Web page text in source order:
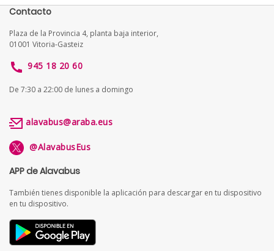
Contacto
Plaza de la Provincia 4, planta baja interior,
01001 Vitoria-Gasteiz
945 18 20 60
De 7:30 a 22:00 de lunes a domingo
alavabus@araba.eus
@AlavabusEus
APP de Alavabus
También tienes disponible la aplicación para descargar en tu dispositivo
en tu dispositivo.